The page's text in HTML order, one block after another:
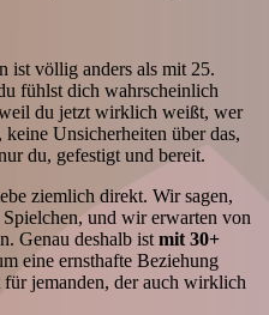
ist völlig anders als mit 25.
fühlst dich wahrscheinlich
du jetzt wirklich weißt, wer
Unsicherheiten über das,
du, gefestigt und bereit.
ziemlich direkt. Wir sagen,
und wir erwarten von
Genau deshalb ist mit 30+
eine ernsthafte Beziehung
jemanden, der auch wirklich